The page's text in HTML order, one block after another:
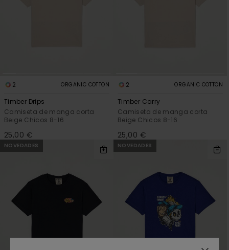
2 ORGANIC COTTON
Timber Drips
Camiseta de manga corta
Beige Chicos 8-16
25,00 €
2 ORGANIC COTTON
Timber Carry
Camiseta de manga corta
Beige Chicos 8-16
25,00 €
NOVEDADES NOVEDADES